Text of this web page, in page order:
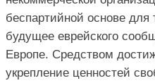
беспартийной основе для
будущее еврейского
Европе. Средством
укрепление ценностей